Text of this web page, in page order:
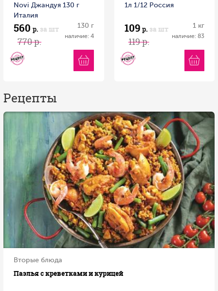
Novi Джандуя 130 г
Италия
560 р. за шт
770 р.
130 г
наличие: 4
1л 1/12 Россия
109 р. за шт
119 р.
1 кг
наличие: 83
Рецепты
Вторые блюда
Паэлья с креветками и курицей